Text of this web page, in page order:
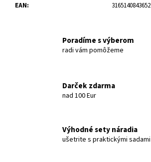
EAN: 3165140843652
Poradíme s výberom
radi vám pomôžeme
Darček zdarma
nad 100 Eur
Výhodné sety náradia
ušetrite s praktickými sadami